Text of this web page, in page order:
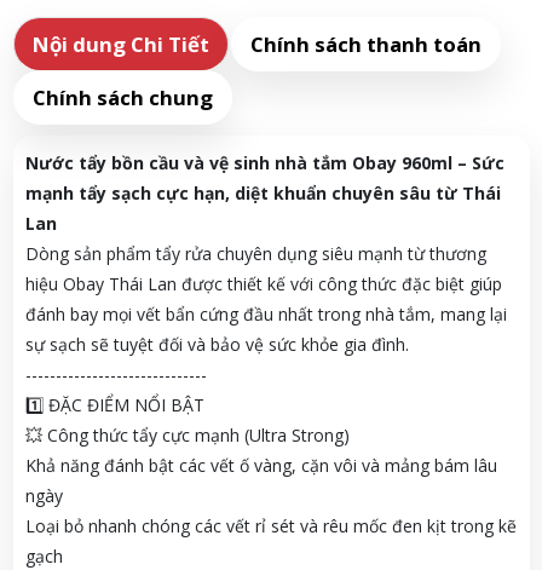
Nội dung Chi Tiết
Chính sách thanh toán
Chính sách chung
Nước tẩy bồn cầu và vệ sinh nhà tắm Obay 960ml – Sức
mạnh tẩy sạch cực hạn, diệt khuẩn chuyên sâu từ Thái
Lan
Dòng sản phẩm tẩy rửa chuyên dụng siêu mạnh từ thương
hiệu Obay Thái Lan được thiết kế với công thức đặc biệt giúp
đánh bay mọi vết bẩn cứng đầu nhất trong nhà tắm, mang lại
sự sạch sẽ tuyệt đối và bảo vệ sức khỏe gia đình.
------------------------------
1️⃣ ĐẶC ĐIỂM NỔI BẬT
💥 Công thức tẩy cực mạnh (Ultra Strong)
Khả năng đánh bật các vết ố vàng, cặn vôi và mảng bám lâu
ngày
Loại bỏ nhanh chóng các vết rỉ sét và rêu mốc đen kịt trong kẽ
gạch